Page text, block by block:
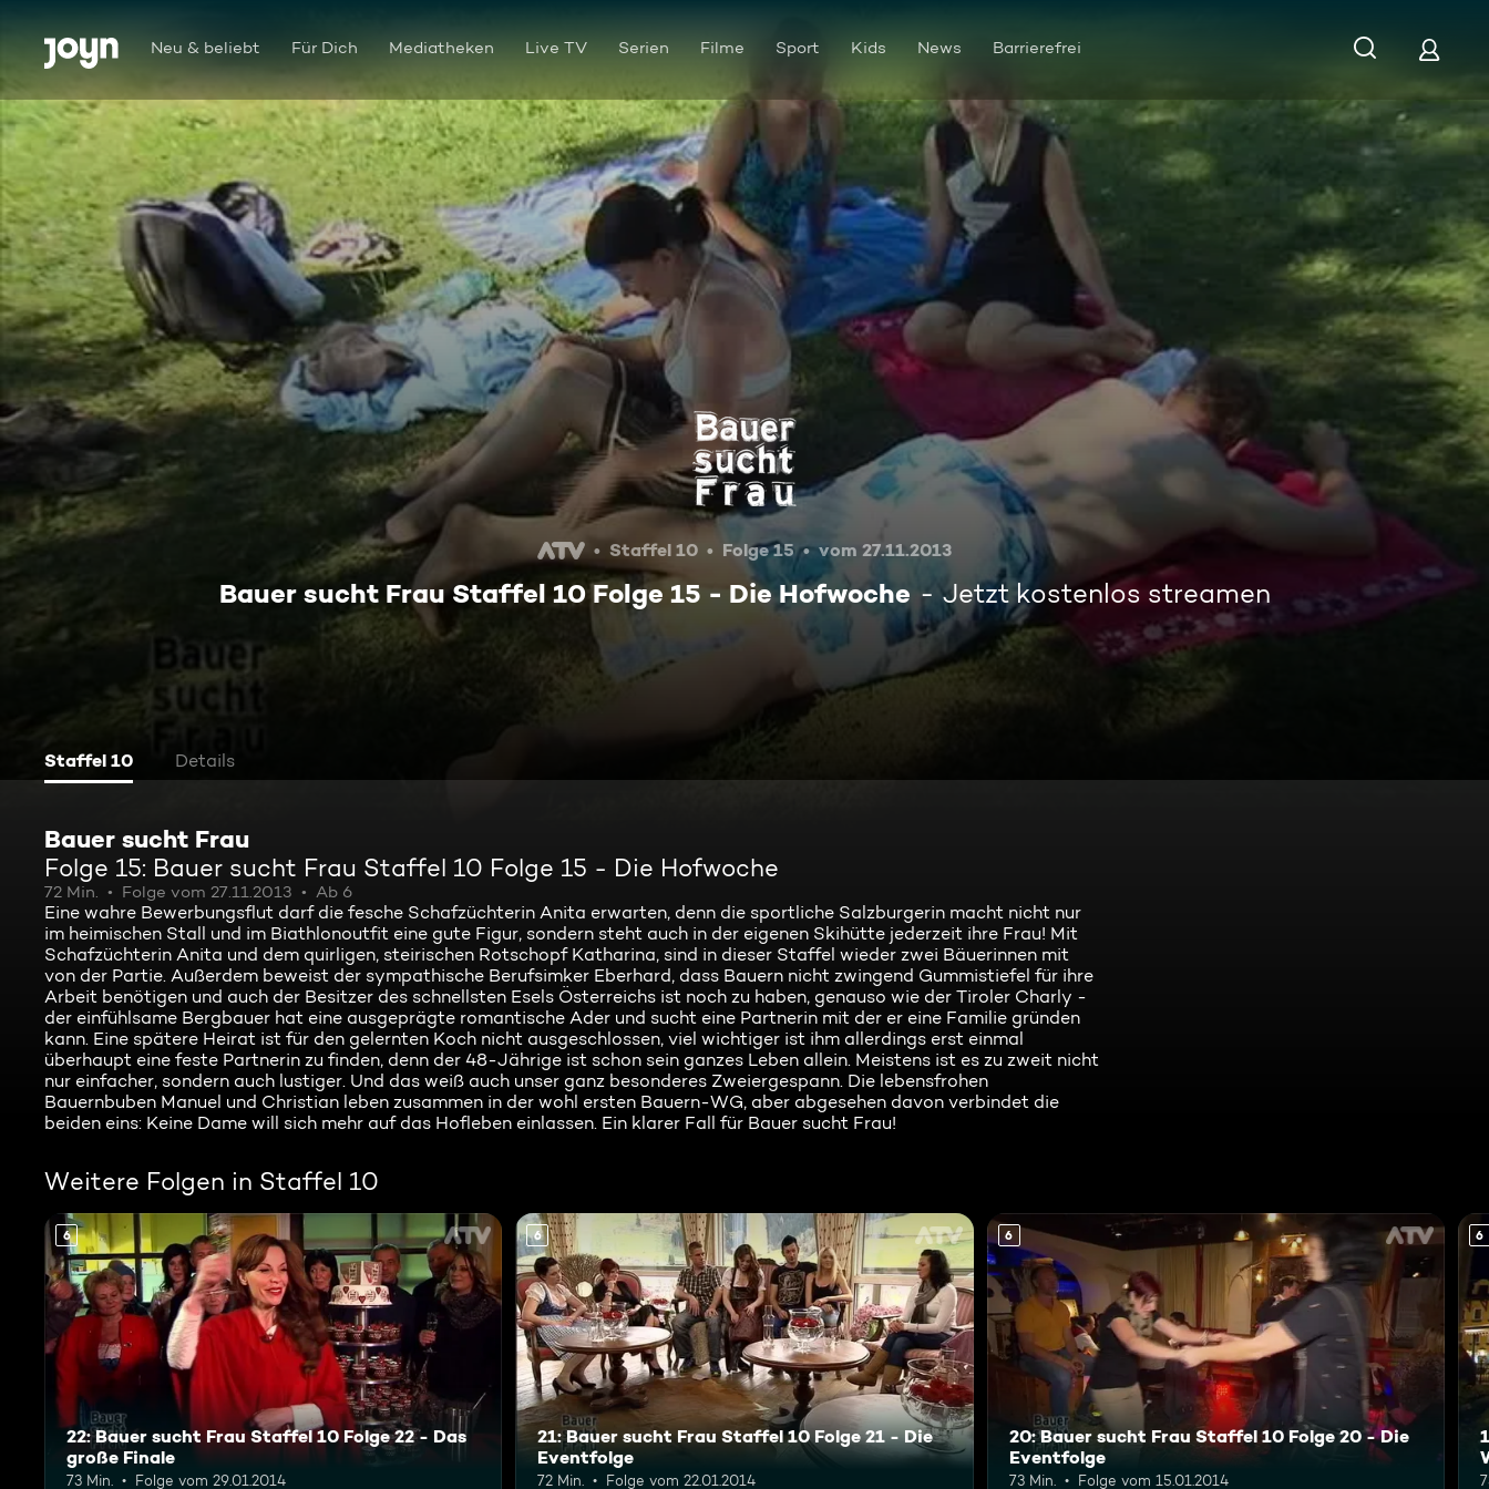
Zum Inhalt springen
Barrierefrei Neu & beliebt Für Dich Mediatheken Live TV Serien Filme Sport Kids News Barrierefrei
Bauer sucht Frau Staffel 10 Folge 15 - Die Hofwoche
Staffel 10 Folge 15 vom 27.11.2013
Bauer sucht Frau Staffel 10 Folge 15 - Die Hofwoche Jetzt kostenlos streamen
Staffel 10 Details
Bauer sucht Frau
Folge 15: Bauer sucht Frau Staffel 10 Folge 15 - Die Hofwoche
72 Min. Folge vom 27.11.2013 Ab 6
Eine wahre Bewerbungsflut darf die fesche Schafzüchterin Anita erwarten, denn die sportliche Salzburgerin macht nicht nur
im heimischen Stall und im Biathlonoutfit eine gute Figur, sondern steht auch in der eigenen Skihütte jederzeit ihre Frau! Mit
Schafzüchterin Anita und dem quirligen, steirischen Rotschopf Katharina, sind in dieser Staffel wieder zwei Bäuerinnen mit
von der Partie. Außerdem beweist der sympathische Berufsimker Eberhard, dass Bauern nicht zwingend Gummistiefel für ihre
Arbeit benötigen und auch der Besitzer des schnellsten Esels Österreichs ist noch zu haben, genauso wie der Tiroler Charly -
der einfühlsame Bergbauer hat eine ausgeprägte romantische Ader und sucht eine Partnerin mit der er eine Familie gründen
kann. Eine spätere Heirat ist für den gelernten Koch nicht ausgeschlossen, viel wichtiger ist ihm allerdings erst einmal
überhaupt eine feste Partnerin zu finden, denn der 48-Jährige ist schon sein ganzes Leben allein. Meistens ist es zu zweit nicht
nur einfacher, sondern auch lustiger. Und das weiß auch unser ganz besonderes Zweiergespann. Die lebensfrohen
Bauernbuben Manuel und Christian leben zusammen in der wohl ersten Bauern-WG, aber abgesehen davon verbindet die
beiden eins: Keine Dame will sich mehr auf das Hofleben einlassen. Ein klarer Fall für Bauer sucht Frau!
Weitere Folgen in Staffel 10
6
22: Bauer sucht Frau Staffel 10 Folge 22 - Das
große Finale
73 Min. Folge vom 29.01.2014
6
21: Bauer sucht Frau Staffel 10 Folge 21 - Die
Eventfolge
72 Min. Folge vom 22.01.2014
6
20: Bauer sucht Frau Staffel 10 Folge 20 - Die
Eventfolge
73 Min. Folge vom 15.01.2014
6